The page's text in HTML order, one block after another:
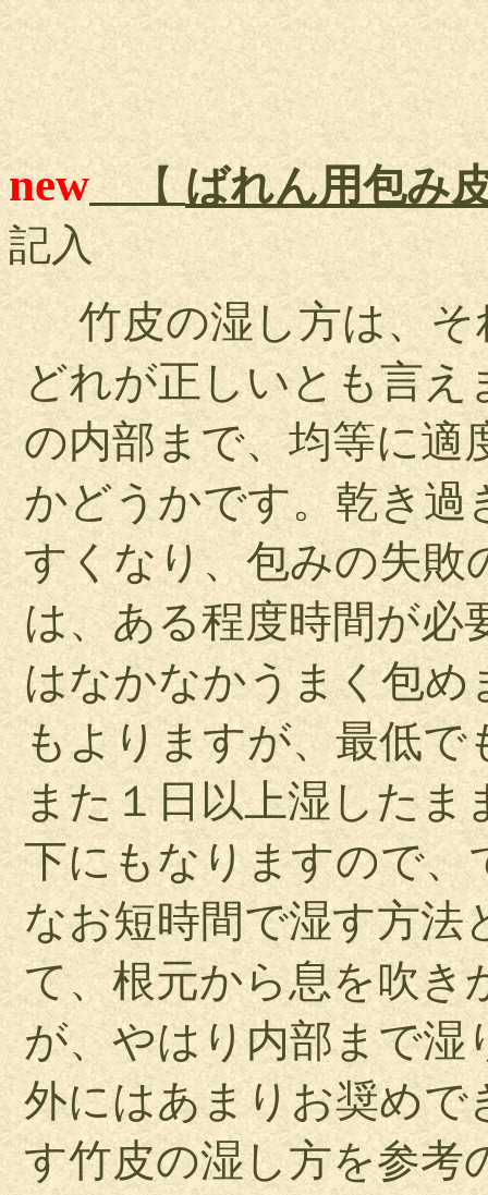
new【ばれん用包み
記入
竹皮の湿し方は、そ
どれが正しいとも言え
の内部まで、均等に適
かどうかです。乾き過
すくなり、包みの失敗
は、ある程度時間が必
はなかなかうまく包め
もよりますが、最低で
また１日以上湿したま
下にもなりますので
なお短時間で湿す方法
て、根元から息を吹き
が、やはり内部まで湿
外にはあまりお奨めで
す竹皮の湿し方を参考